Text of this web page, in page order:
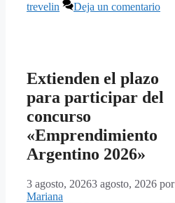
trevelin
Deja un comentario
Extienden el plazo
para participar del
concurso
«Emprendimiento
Argentino 2026»
3 agosto, 20263 agosto, 2026 por
Mariana